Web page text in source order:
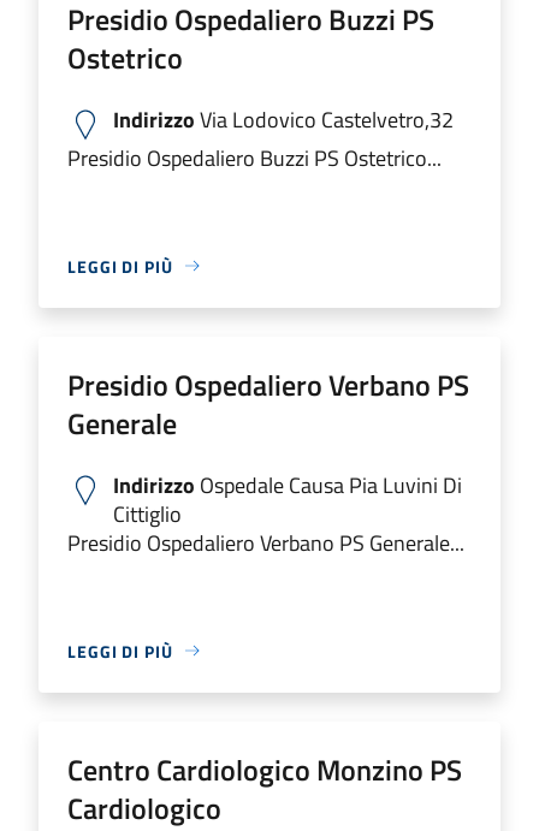
Presidio Ospedaliero Buzzi PS
Ostetrico
IndirizzoVia Lodovico Castelvetro,32
Presidio Ospedaliero Buzzi PS Ostetrico...
LEGGI DI PIÙ
Presidio Ospedaliero Verbano PS
Generale
Indirizzo Ospedale Causa Pia Luvini Di
Cittiglio
Presidio Ospedaliero Verbano PS Generale...
LEGGI DI PIÙ
Centro Cardiologico Monzino PS
Cardiologico